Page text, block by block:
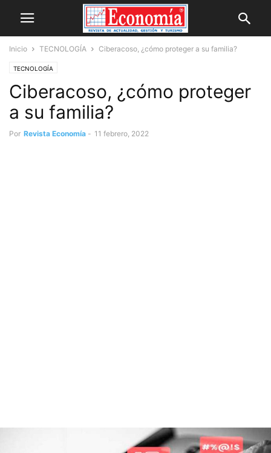
Inicio TECNOLOGÍA Ciberacoso, ¿cómo proteger a su familia?
TECNOLOGÍA
Ciberacoso, ¿cómo proteger
a su familia?
Por Revista Economía - 11 febrero, 2022